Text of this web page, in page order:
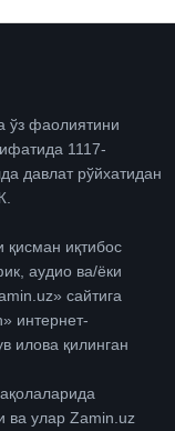
ўз фаолиятини
1117-
давлат рўйхатидан
қисман иқтибос
аудио ва/ёки
сайтига
интернет-
илова қилинган
ва улар Zamin.uz